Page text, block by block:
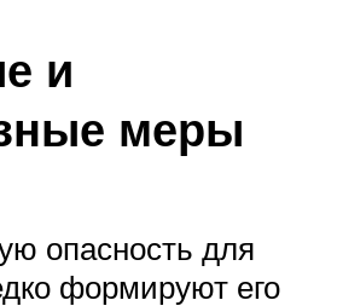
и
меры
опасность для
формируют его